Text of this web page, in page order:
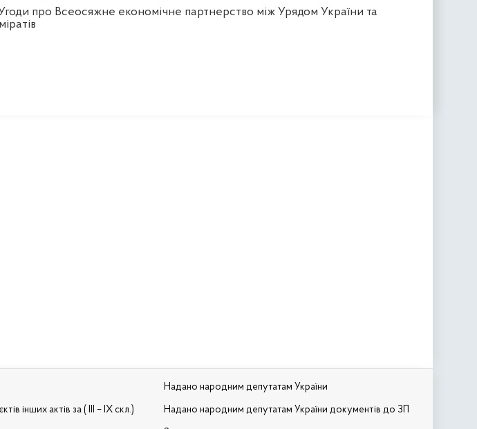
про Всеосяжне економічне партнерство між Урядом України та
інших актів за ( III – IX скл.)
Надано народним депутатам України
Надано народним депутатам України документів до ЗП